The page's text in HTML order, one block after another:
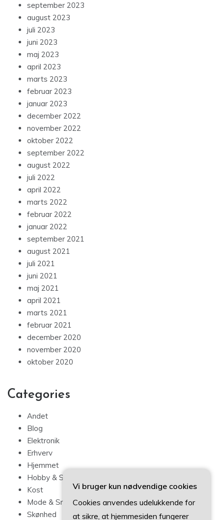
september 2023
august 2023
juli 2023
juni 2023
maj 2023
april 2023
marts 2023
februar 2023
januar 2023
december 2022
november 2022
oktober 2022
september 2022
august 2022
juli 2022
april 2022
marts 2022
februar 2022
januar 2022
september 2021
august 2021
juli 2021
juni 2021
maj 2021
april 2021
marts 2021
februar 2021
december 2020
november 2020
oktober 2020
Categories
Andet
Blog
Elektronik
Erhverv
Hjemmet
Hobby & Sport
Kost
Mode & Smykker
Skønhed
Vi bruger kun nødvendige cookies
Cookies anvendes udelukkende for
at sikre, at hjemmesiden fungerer